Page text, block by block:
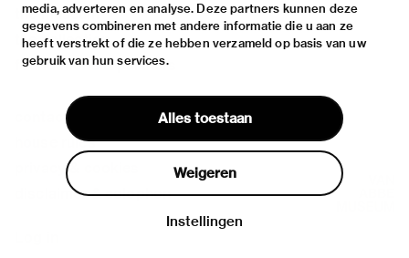
media, adverteren en analyse. Deze partners kunnen deze
gegevens combineren met andere informatie die u aan ze
heeft verstrekt of die ze hebben verzameld op basis van uw
gebruik van hun services.
Alles toestaan
Weigeren
Instellingen
the museum
the collection
foundations & partners
contact
house rules
privacy & cookies
disclaimer & colophon